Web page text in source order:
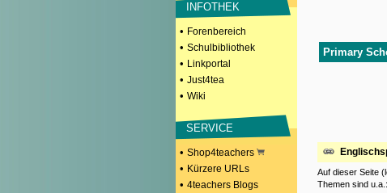
INFOTHEK
• Forenbereich
• Schulbibliothek
• Linkportal
• Just4tea
• Wiki
SERVICE
• Shop4teachers
• Kürzere URLs
• 4teachers Blogs
Primary
Auf dieser Seite
Themen sind